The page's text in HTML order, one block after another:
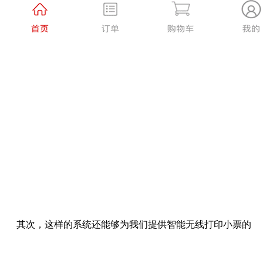
其次，这样的系统还能够为我们提供智能无线打印小票的